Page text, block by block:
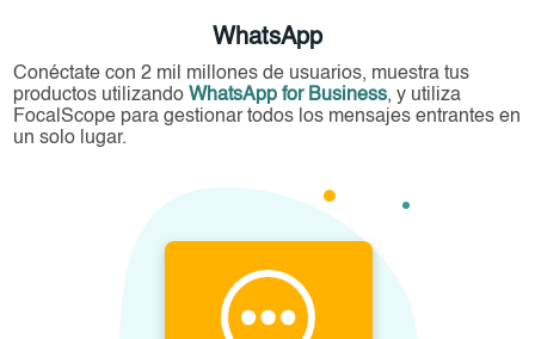
WhatsApp
Conéctate con 2 mil millones de usuarios, muestra tus
productos utilizando WhatsApp for Business, y utiliza
FocalScope para gestionar todos los mensajes entrantes en
un solo lugar.